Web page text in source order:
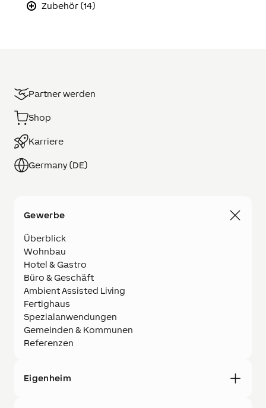
Zubehör (14)
Partner werden
Shop
Karriere
Germany (DE)
Gewerbe
Überblick
Wohnbau
Hotel & Gastro
Büro & Geschäft
Ambient Assisted Living
Fertighaus
Spezialanwendungen
Gemeinden & Kommunen
Referenzen
Eigenheim